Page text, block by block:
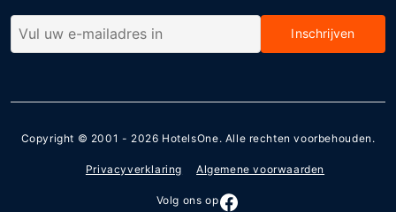
Inschrijven
Copyright © 2001 - 2026 HotelsOne. Alle rechten voorbehouden.
Privacyverklaring Algemene voorwaarden
Volg ons op